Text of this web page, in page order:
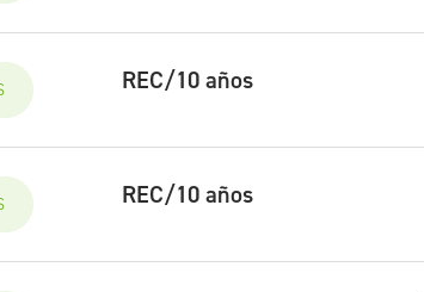
REC/10 años
REC/10 años